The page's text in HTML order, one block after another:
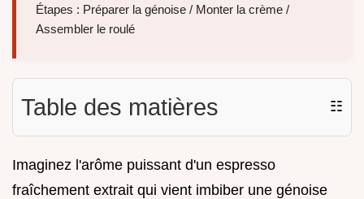
Étapes : Préparer la génoise / Monter la crème /
Assembler le roulé
Table des matières ☷
Imaginez l'arôme puissant d'un espresso
fraîchement extrait qui vient imbiber une génoise